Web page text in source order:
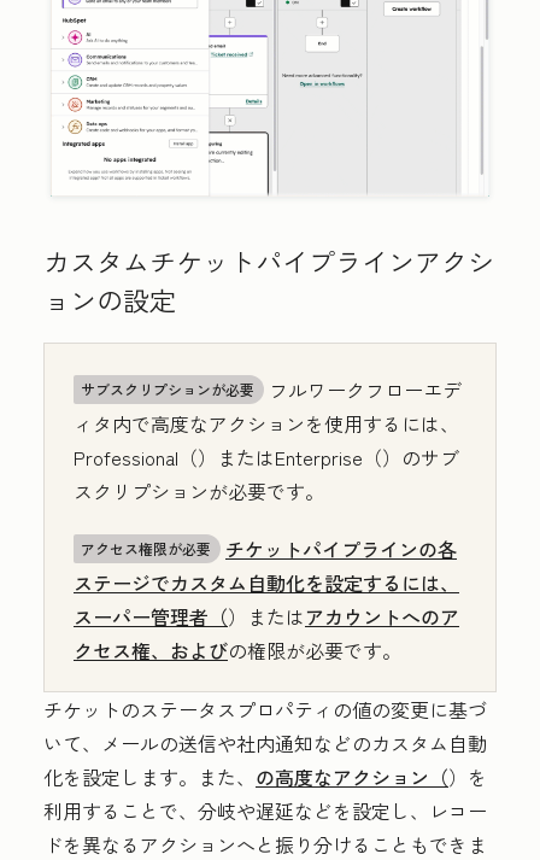
カスタムチケットパイプラインアクシ
ョンの設定
サブスクリプションが必要
フルワークフローエデ
ィタ内で高度なアクションを使用するには、
Professional（）またはEnterprise（）のサブ
スクリプションが必要です。
アクセス権限が必要
チケットパイプラインの各
ステージでカスタム自動化を設定するには、
スーパー管理者（）またはアカウントへのア
クセス権、およびの権限が必要です。
チケットのステータスプロパティの値の変更に基づ
いて、メールの送信や社内通知などのカスタム自動
化を設定します。また、 の高度なアクション（）を
利用することで、分岐や遅延などを設定し、レコー
ドを異なるアクションへと振り分けることもできま